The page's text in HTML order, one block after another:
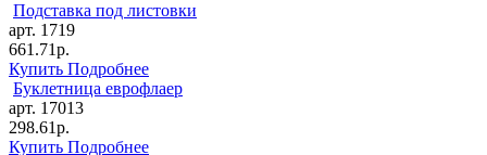
Подставка под листовки
арт. 1719
661.71р.
Купить Подробнее
Буклетница еврофлаер
арт. 17013
298.61р.
Купить Подробнее